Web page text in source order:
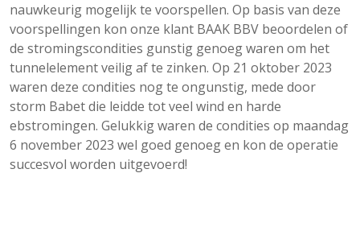
nauwkeurig mogelijk te voorspellen. Op basis van deze
voorspellingen kon onze klant BAAK BBV beoordelen of
de stromingscondities gunstig genoeg waren om het
tunnelelement veilig af te zinken. Op 21 oktober 2023
waren deze condities nog te ongunstig, mede door
storm Babet die leidde tot veel wind en harde
ebstromingen. Gelukkig waren de condities op maandag
6 november 2023 wel goed genoeg en kon de operatie
succesvol worden uitgevoerd!